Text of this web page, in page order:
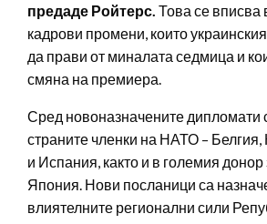
предаде Ройтерс. Това се вписва
кадрови промени, които
да прави от миналата седмица и
смяна на премиера.
Сред новоназначените дипломати
страните членки на НАТО – Белгия,
и Испания, както и в големия донор
Япония. Нови посланици са
влиятелните регионални сили